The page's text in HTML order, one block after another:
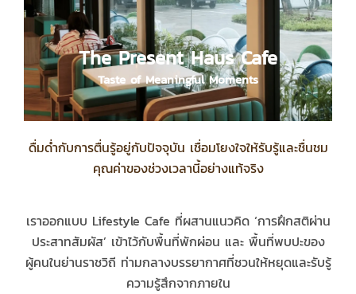
The Present Haus Cafe
Taste of Meaningful Moments
The Present Haus Cafe
Taste of Meaningful Moments
ดื่มด่ำกับการตื่นรู้อยู่กับปัจจุบัน เชื่อมโยงใจให้รับรู้และชื่นชม
คุณค่าของช่วงเวลานี้อย่างแท้จริง
เราออกแบบ Lifestyle Cafe ที่ผสานแนวคิด ‘การฝึกสติผ่าน
ประสาทสัมผัส’ เข้าไว้กับพื้นที่พักผ่อน และ พื้นที่พบปะของ
ผู้คนในย่านราชวิถี ท่ามกลางบรรยากาศที่ชวนให้หยุดและรับรู้
ความรู้สึกจากภายใน